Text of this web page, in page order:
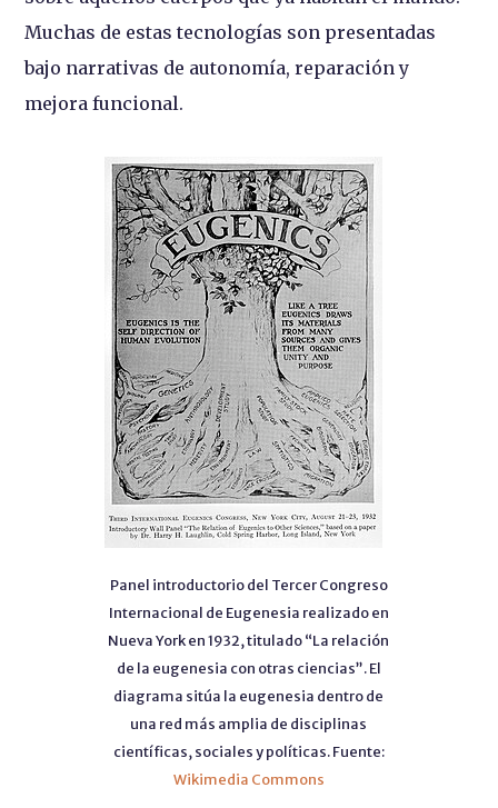
Muchas de estas tecnologías son presentadas
bajo narrativas de autonomía, reparación y
mejora funcional.
Panel introductorio del Tercer Congreso
Internacional de Eugenesia realizado en
Nueva York en 1932, titulado “La relación
de la eugenesia con otras ciencias”. El
diagrama sitúa la eugenesia dentro de
una red más amplia de disciplinas
científicas, sociales y políticas. Fuente:
Wikimedia Commons